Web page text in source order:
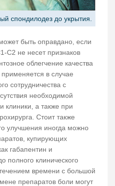
спондилодез до укрытия.
быть оправдано, если
С2 не несет признаков
облегчение качества
в случае
сотрудничества с
необходимой
клиники, а также при
Стоит также
улучшения иногда можно
купирующих
габапентин и
полного клинического
времени с большой
препаратов боли могут